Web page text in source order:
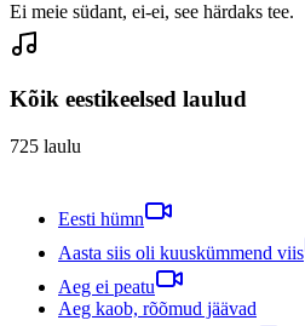
Ei meie südant, ei-ei, see härdaks tee.
Kõik eestikeelsed laulud
725 laulu
Eesti hümn
Aasta siis oli kuuskümmend viis
Aeg ei peatu
Aeg kaob, rõõmud jäävad